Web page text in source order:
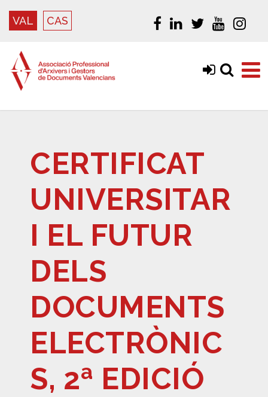
VAL CAS
CERTIFICAT
UNIVERSITAR
I EL FUTUR
DELS
DOCUMENTS
ELECTRÒNIC
S, 2ª EDICIÓ